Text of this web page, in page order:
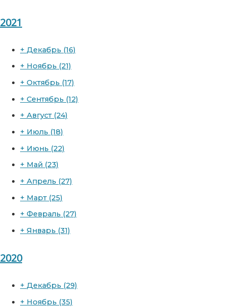
2021
+ Декабрь (16)
+ Ноябрь (21)
+ Октябрь (17)
+ Сентябрь (12)
+ Август (24)
+ Июль (18)
+ Июнь (22)
+ Май (23)
+ Апрель (27)
+ Март (25)
+ Февраль (27)
+ Январь (31)
2020
+ Декабрь (29)
+ Ноябрь (35)